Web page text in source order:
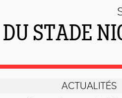
DU STADE
ACTUALITÉS